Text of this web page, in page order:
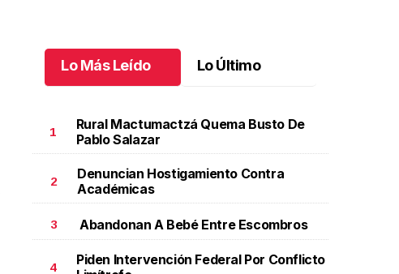
Una emotiva jubilación en educación especial.Una
emotiva jubilación en educación especial
Lo Más Leído Lo Último
1
Rural Mactumactzá Quema Busto De
Pablo Salazar
2
Denuncian Hostigamiento Contra
Académicas
3 Abandonan A Bebé Entre Escombros
4
Piden Intervención Federal Por Conflicto